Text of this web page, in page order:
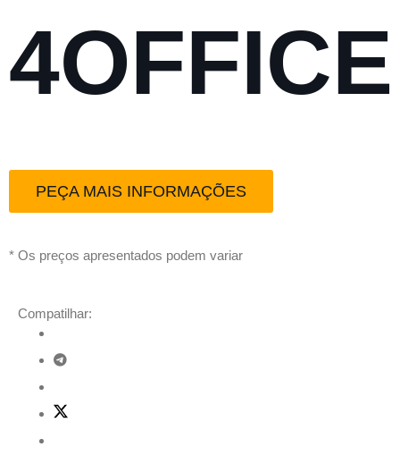
4OFFICE
PEÇA MAIS INFORMAÇÕES
* Os preços apresentados podem variar
Compatilhar: